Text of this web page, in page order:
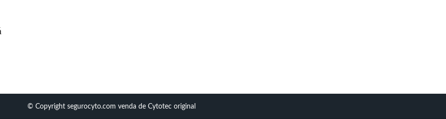
© Copyright segurocyto.com venda de Cytotec original